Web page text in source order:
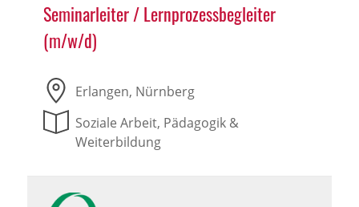
Seminarleiter / Lernprozessbegleiter
(m/w/d)
Erlangen, Nürnberg
Soziale Arbeit, Pädagogik &
Weiterbildung